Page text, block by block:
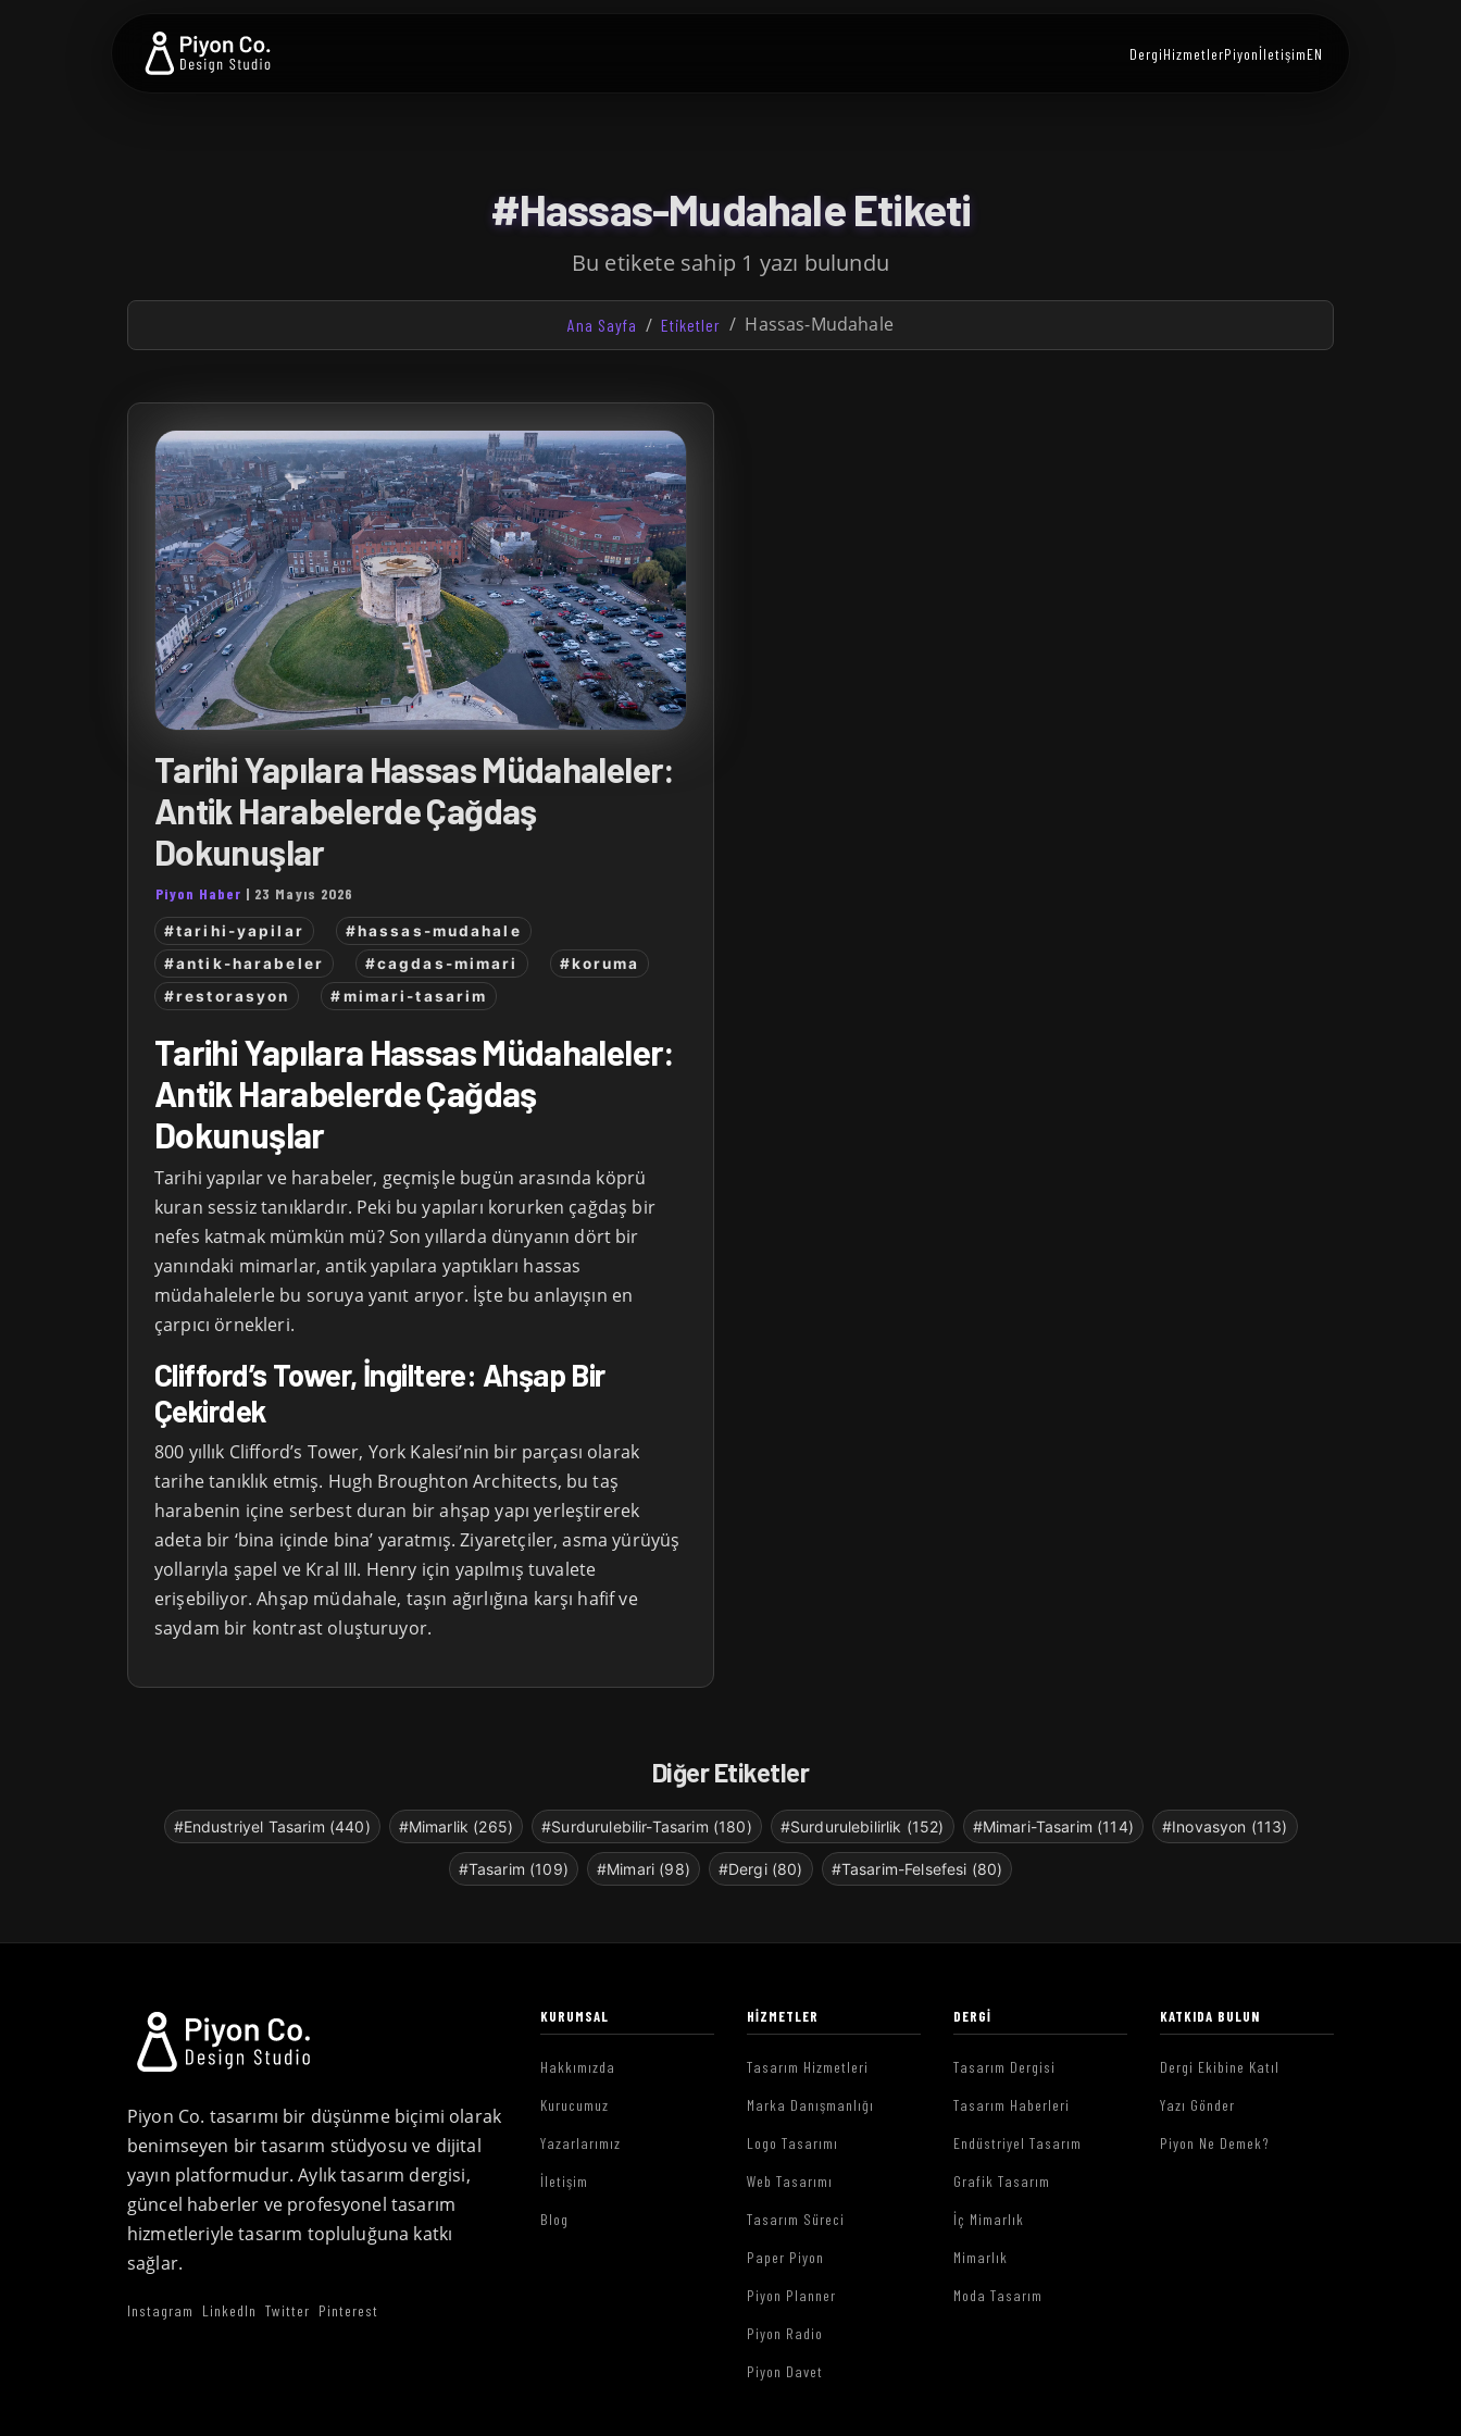
DergiHizmetlerPiyonİletişimEN
#Hassas-Mudahale Etiketi
Bu etikete sahip 1 yazı bulundu
Ana Sayfa Etiketler Hassas-Mudahale
Tarihi Yapılara Hassas Müdahaleler:
Antik Harabelerde Çağdaş
Dokunuşlar
Piyon Haber | 23 Mayıs 2026
#tarihi-yapilar
#hassas-mudahale
#antik-harabeler
#cagdas-mimari
#koruma
#restorasyon
#mimari-tasarim
Tarihi Yapılara Hassas Müdahaleler:
Antik Harabelerde Çağdaş
Dokunuşlar
Tarihi yapılar ve harabeler, geçmişle bugün arasında köprü
kuran sessiz tanıklardır. Peki bu yapıları korurken çağdaş bir
nefes katmak mümkün mü? Son yıllarda dünyanın dört bir
yanındaki mimarlar, antik yapılara yaptıkları hassas
müdahalelerle bu soruya yanıt arıyor. İşte bu anlayışın en
çarpıcı örnekleri.
Clifford’s Tower, İngiltere: Ahşap Bir
Çekirdek
800 yıllık Clifford’s Tower, York Kalesi’nin bir parçası olarak
tarihe tanıklık etmiş. Hugh Broughton Architects, bu taş
harabenin içine serbest duran bir ahşap yapı yerleştirerek
adeta bir ‘bina içinde bina’ yaratmış. Ziyaretçiler, asma yürüyüş
yollarıyla şapel ve Kral III. Henry için yapılmış tuvalete
erişebiliyor. Ahşap müdahale, taşın ağırlığına karşı hafif ve
saydam bir kontrast oluşturuyor.
Diğer Etiketler
#Endustriyel Tasarim (440) #Mimarlik (265) #Surdurulebilir-Tasarim (180) #Surdurulebilirlik (152) #Mimari-Tasarim (114) #Inovasyon (113)
#Tasarim (109) #Mimari (98) #Dergi (80) #Tasarim-Felsefesi (80)
Piyon Co. tasarımı bir düşünme biçimi olarak
benimseyen bir tasarım stüdyosu ve dijital
yayın platformudur. Aylık tasarım dergisi,
güncel haberler ve profesyonel tasarım
hizmetleriyle tasarım topluluğuna katkı
sağlar.
Instagram LinkedIn Twitter Pinterest
KURUMSAL
Hakkımızda
Kurucumuz
Yazarlarımız
İletişim
Blog
HIZMETLER
Tasarım Hizmetleri
Marka Danışmanlığı
Logo Tasarımı
Web Tasarımı
Tasarım Süreci
Paper Piyon
Piyon Planner
Piyon Radio
Piyon Davet
DERGI
Tasarım Dergisi
Tasarım Haberleri
Endüstriyel Tasarım
Grafik Tasarım
İç Mimarlık
Mimarlık
Moda Tasarım
KATKIDA BULUN
Dergi Ekibine Katıl
Yazı Gönder
Piyon Ne Demek?